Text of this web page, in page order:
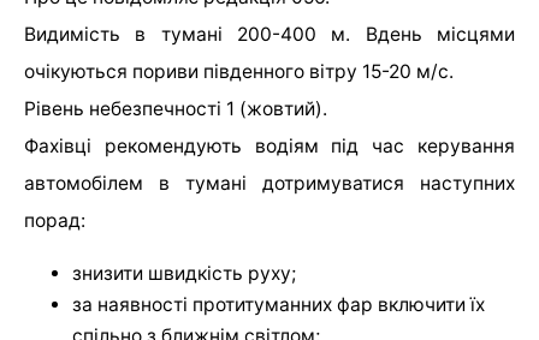
Видимість в тумані 200-400 м. Вдень місцями
очікуються пориви південного вітру 15-20 м/с.
Рівень небезпечності 1 (жовтий).
Фахівці рекомендують водіям під час керування
автомобілем в тумані дотримуватися наступних
порад:
знизити швидкість руху;
за наявності протитуманних фар включити їх